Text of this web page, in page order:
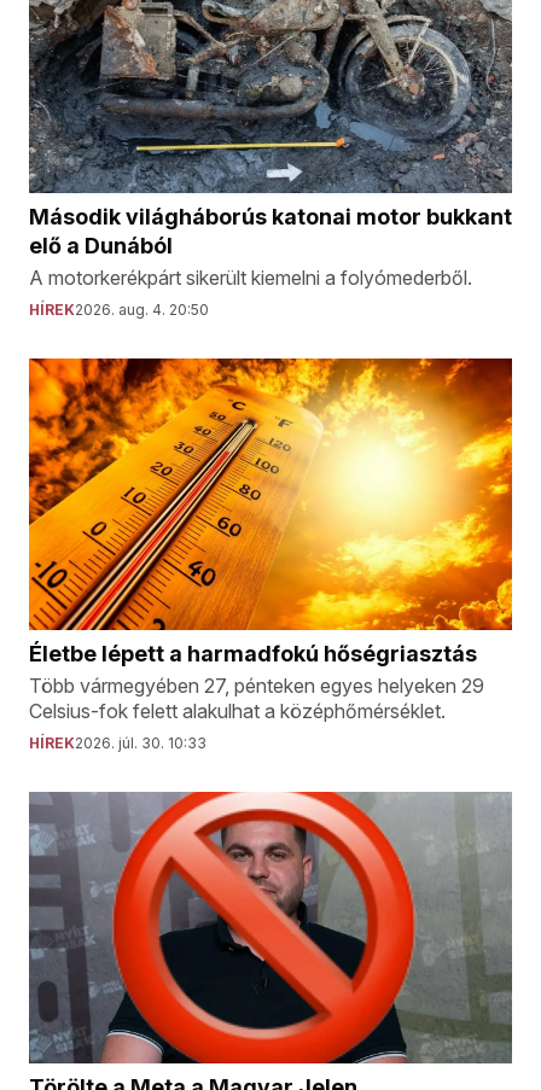
Második világháborús katonai motor bukkant
elő a Dunából
A motorkerékpárt sikerült kiemelni a folyómederből.
HÍREK2026. aug. 4. 20:50
Életbe lépett a harmadfokú hőségriasztás
Több vármegyében 27, pénteken egyes helyeken 29
Celsius-fok felett alakulhat a középhőmérséklet.
HÍREK2026. júl. 30. 10:33